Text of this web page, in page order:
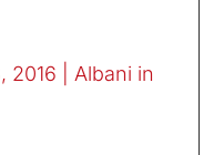
2016
Albani in